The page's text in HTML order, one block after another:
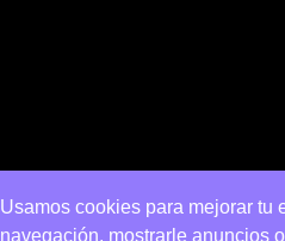
Usamos cookies para mejorar tu
navegación, mostrarle anuncios